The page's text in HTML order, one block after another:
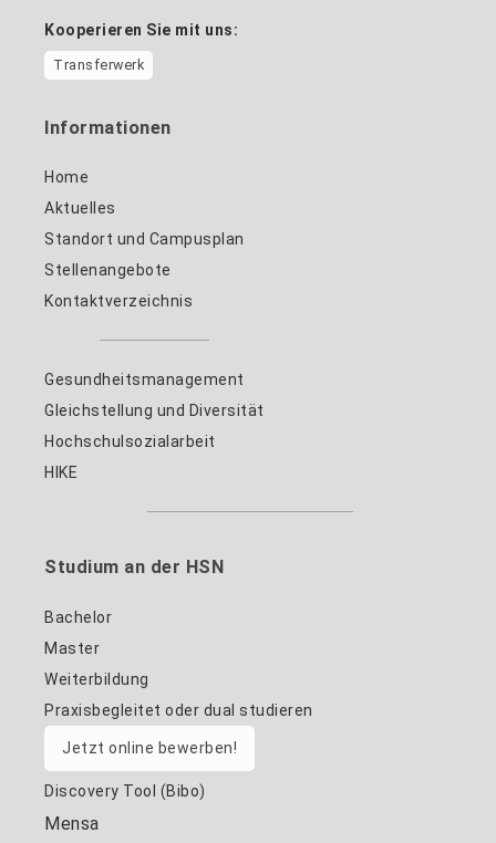
Kooperieren Sie mit uns:
Transferwerk
Informationen
Home
Aktuelles
Standort und Campusplan
Stellenangebote
Kontaktverzeichnis
Gesundheitsmanagement
Gleichstellung und Diversität
Hochschulsozialarbeit
HIKE
Studium an der HSN
Bachelor
Master
Weiterbildung
Praxisbegleitet oder dual studieren
Jetzt online bewerben!
Discovery Tool (Bibo)
Mensa